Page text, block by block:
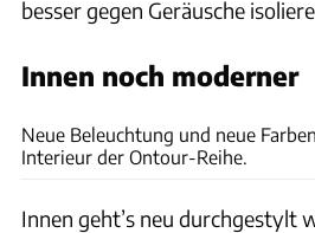
besser gegen Geräusche
Innen noch moderner
Neue Beleuchtung und neue
Interieur der Ontour-Reihe.
Innen geht’s neu durchgestylt